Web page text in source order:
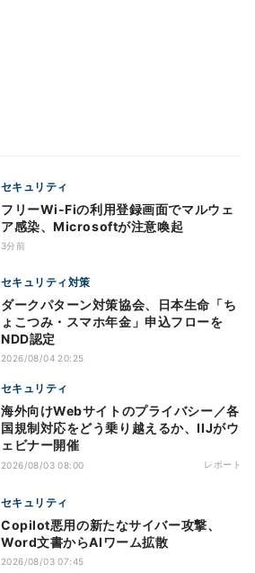
セキュリティ
フリーWi-Fiの利用登録画面でマルウェ
ア感染、Microsoftが注意喚起
3分前
セキュリティ対策
ダークパターン対策協会、日本生命「ち
ょこつみ・スマホ年金」申込フローを
NDD認定
2026/08/04 20:25
セキュリティ
海外向けWebサイトのプライバシー／各
国規制対応をどう乗り越えるか、IIJがウ
ェビナー開催
2026/08/03 08:00 レポート
セキュリティ
Copilot悪用の新たなサイバー攻撃、
Word文書からAIワーム拡散
2026/08/03 07:45